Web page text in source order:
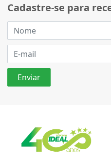
Cadastre-se para